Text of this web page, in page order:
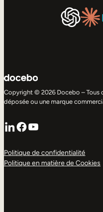
Copyright © 2026 Docebo – Tous
déposée ou une marque
LinkedIn
Facebook
YouTube
Politique de confidentialité
Politique en matière de Cookies